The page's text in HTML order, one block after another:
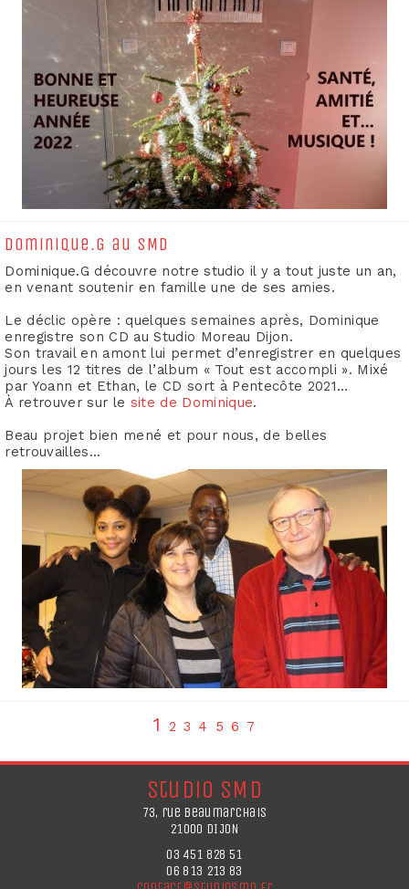
Dominique.G au SMD
Dominique.G découvre notre studio il y a tout juste un an,
en venant soutenir en famille une de ses amies.
Le déclic opère : quelques semaines après, Dominique
enregistre son CD au Studio Moreau Dijon.
Son travail en amont lui permet d’enregistrer en quelques
jours les 12 titres de l’album « Tout est accompli ». Mixé
par Yoann et Ethan, le CD sort à Pentecôte 2021…
À retrouver sur le site de Dominique.
Beau projet bien mené et pour nous, de belles
retrouvailles...
1 2 3 4 5 6 7
Studio SMD
73, rue Beaumarchais
21000 DIJON
03 451 828 51
06 813 213 83